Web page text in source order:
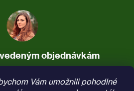
Vám umožnili pohodlné
objednávkám
info@pasti.cz